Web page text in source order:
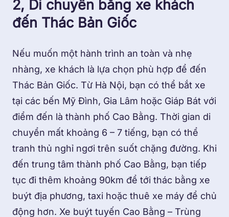
2, Di chuyển bằng xe khách
đến Thác Bản Giốc
Nếu muốn một hành trình an toàn và nhẹ
nhàng, xe khách là lựa chọn phù hợp để đến
Thác Bản Giốc. Từ Hà Nội, bạn có thể bắt xe
tại các bến Mỹ Đình, Gia Lâm hoặc Giáp Bát với
điểm đến là thành phố Cao Bằng. Thời gian di
chuyển mất khoảng 6 – 7 tiếng, bạn có thể
tranh thủ nghỉ ngơi trên suốt chặng đường. Khi
đến trung tâm thành phố Cao Bằng, bạn tiếp
tục đi thêm khoảng 90km để tới thác bằng xe
buýt địa phương, taxi hoặc thuê xe máy để chủ
động hơn. Xe buýt tuyến Cao Bằng – Trùng